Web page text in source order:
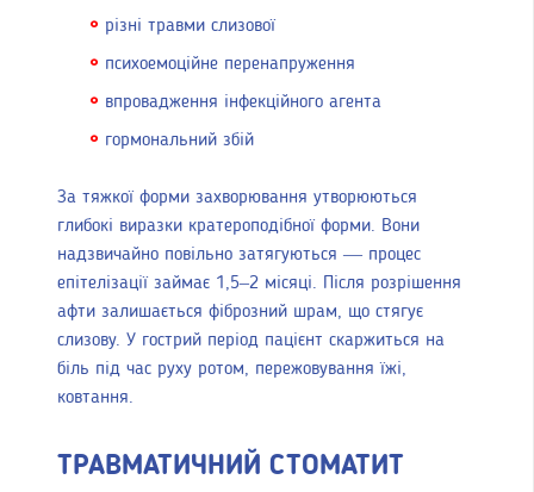
різні травми слизової
психоемоційне перенапруження
впровадження інфекційного агента
гормональний збій
За тяжкої форми захворювання утворюються
глибокі виразки кратероподібної форми. Вони
надзвичайно повільно затягуються — процес
епітелізації займає 1,5–2 місяці. Після розрішення
афти залишається фіброзний шрам, що стягує
слизову. У гострий період пацієнт скаржиться на
біль під час руху ротом, пережовування їжі,
ковтання.
ТРАВМАТИЧНИЙ СТОМАТИТ